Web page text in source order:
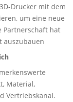
Drucker mit dem
um eine neue
Partnerschaft hat
auszubauen
Material,
Vertriebskanal.